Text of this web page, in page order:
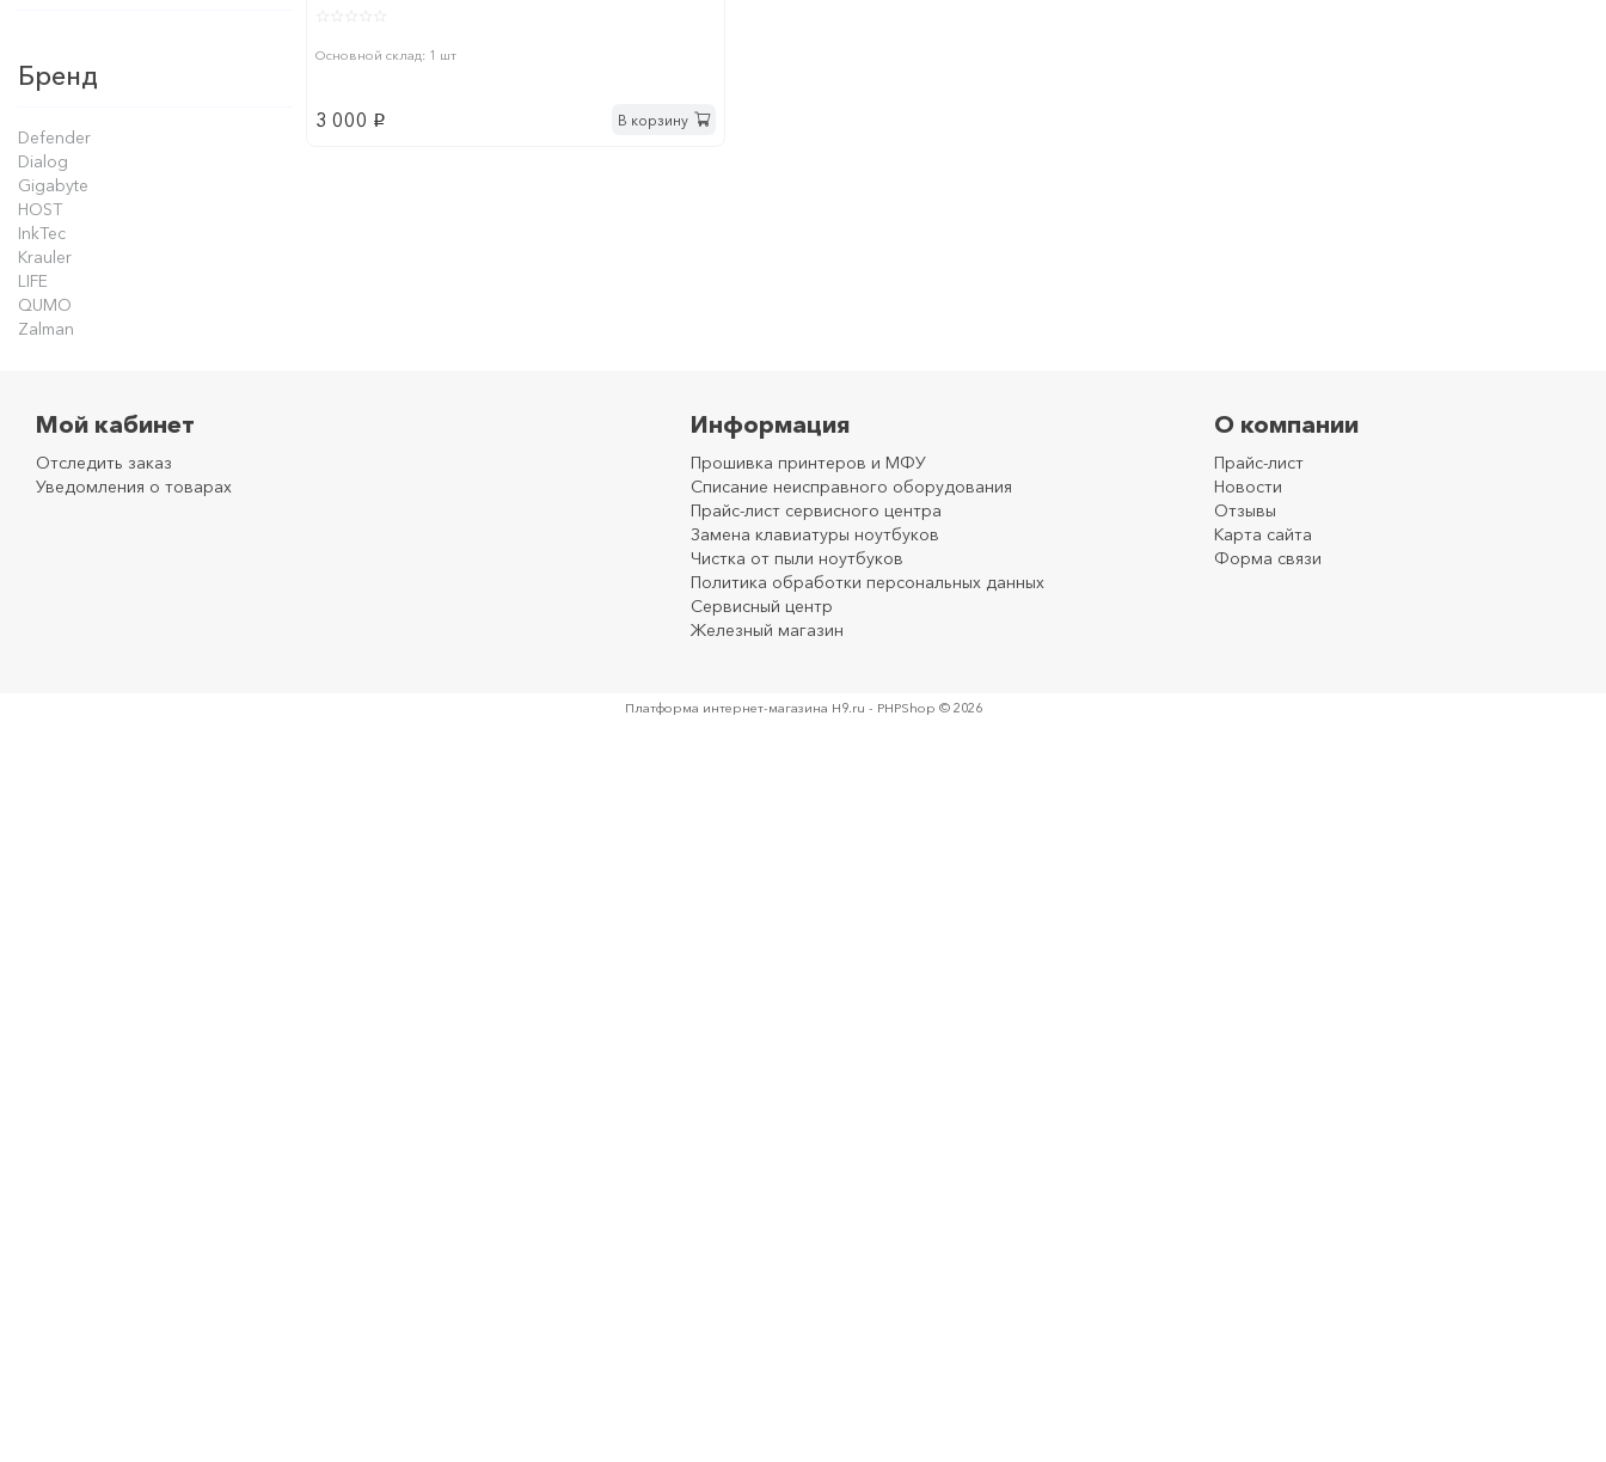
Бренд
Defender
Dialog
Gigabyte
HOST
InkTec
Krauler
LIFE
QUMO
Zalman
Основной склад: 1 шт
3 000 p В корзину
Мой кабинет
Отследить заказ
Уведомления о товарах
Информация
Прошивка принтеров и МФУ
Списание неисправного оборудования
Прайс-лист сервисного центра
Замена клавиатуры ноутбуков
Чистка от пыли ноутбуков
Политика обработки персональных данных
Сервисный центр
Железный магазин
О компании
Прайс-лист
Новости
Отзывы
Карта сайта
Форма связи
Платформа интернет-магазина H9.ru - PHPShop © 2026